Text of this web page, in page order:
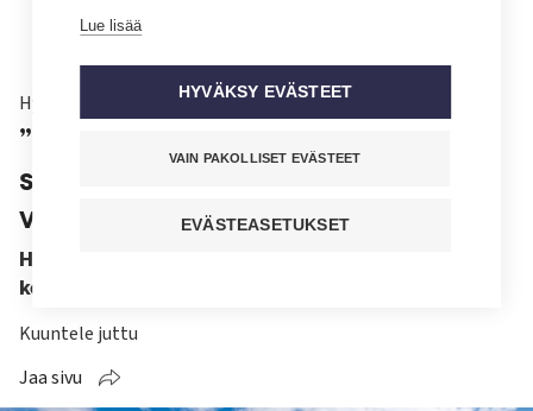
Hyvinvointi
”Purjeveneessä kiire loppuu”,
sanoo kesälomansa Itämerellä
viettävä Hannu
Hannu Koskimies tuntee olonsa liikkuvalla
kesämökillään vapaaksi ja onnelliseksi.
Kuuntele juttu
Jaa sivu
Lue lisää
HYVÄKSY EVÄSTEET
VAIN PAKOLLISET EVÄSTEET
EVÄSTEASETUKSET